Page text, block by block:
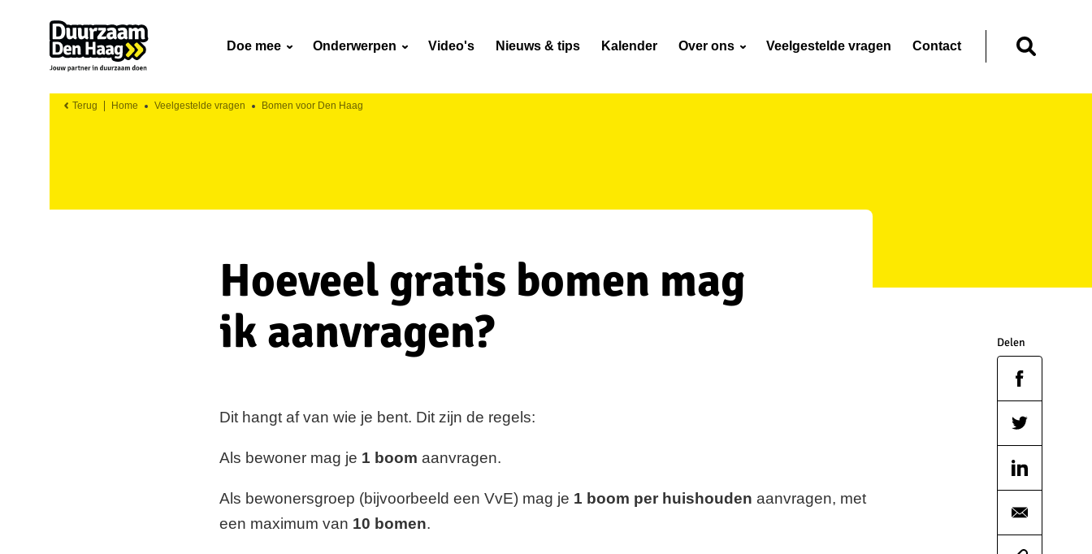
Doe mee Onderwerpen Video's Nieuws & tips Kalender Over ons Veelgestelde vragen ContactZoeken
Terug Home Veelgestelde vragen Bomen voor Den Haag
Hoeveel gratis bomen mag
ik aanvragen?
Dit hangt af van wie je bent. Dit zijn de regels:
Als bewoner mag je 1 boom aanvragen.
Als bewonersgroep (bijvoorbeeld een VvE) mag je 1 boom per huishouden aanvragen, met
een maximum van 10 bomen.
Delen